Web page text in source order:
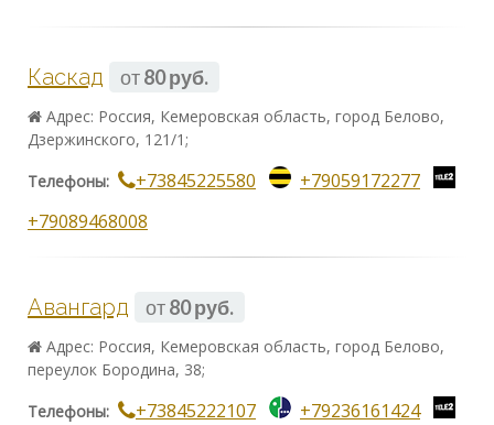
Каскад от80 руб.
Адрес: Россия, Кемеровская область, город Белово,
Дзержинского, 121/1;
Телефоны: +73845225580
+79059172277
+79089468008
Авангард от80 руб.
Адрес: Россия, Кемеровская область, город Белово,
переулок Бородина, 38;
Телефоны: +73845222107
+79236161424